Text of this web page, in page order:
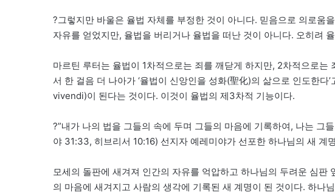
?그렇지만 바울은 율법 자체를 부정한 것이 아니다. 믿음으로 의로움
자유를 얻었지만, 율법을 버리거나 율법을 떠난 것이 아니다. 오히려
마르틴 루터는 율법이 1차적으로는 죄를 깨닫게 하지만, 2차적으로는
서 한 걸음 더 나아가 ‘율법이 신앙인을 성화(聖化)의 삶으로 인도한
vivendi)이 된다는 것이다. 이것이 율법의 제3차적 기능이다.
?”내가 나의 법을 그들의 속에 두며 그들의 마음에 기록하여, 나는 그
야 31:33, 히브리서 10:16) 선지자 예레미야가 선포한 하나님의 새 계
모세의 돌판에 새겨져 인간의 자유를 억압하고 하나님의 두려운 심
의 마음에 새겨지고 사람의 생각에 기록된 새 계명이 된 것이다. 하나